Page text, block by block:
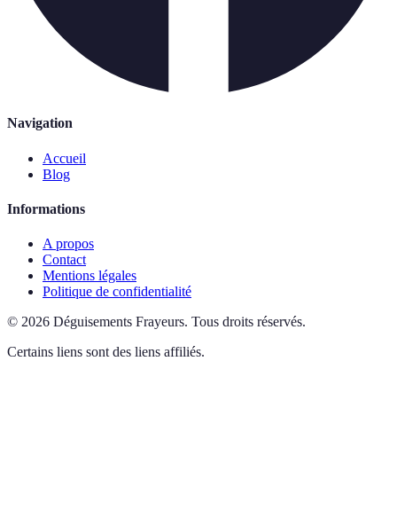
Navigation
Accueil
Blog
Informations
A propos
Contact
Mentions légales
Politique de confidentialité
© 2026 Déguisements Frayeurs. Tous droits réservés.
Certains liens sont des liens affiliés.